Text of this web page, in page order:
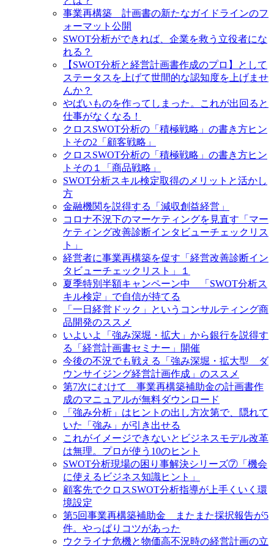
事業再構築 計画書の新たなガイドラインのフ
ォーマット公開
SWOT分析ができれば、企業を救う立役者にな
れる？
【SWOT分析と経営計画書作成のプロ】として
ステータスを上げて世間的な認知度を上げませ
んか？
やばいものを作ってしまった。これが出回ると
仕事がなくなる！
クロスSWOT分析の「積極戦略」の書き方ヒン
トその2「顧客戦略」
クロスSWOT分析の「積極戦略」の書き方ヒン
トその１「商品戦略」
SWOT分析スキル検定取得のメリットと活かし
方
金融機関を説得する「減収創益経営」
コロナ不況下のマーケティングを見直す「マー
ケティング改善診断インタビューチェックリス
ト」
経営者に事業再構築を促す「経営改善診断イン
タビューチェックリスト」１
夏季特別半額キャンペーン中 「SWOT分析ス
キル検定」で自信が持てる
「一日経営ドック」というコンサルティング商
品開発のススメ
いよいよ「強み深堀・拡大」から銀行を説得す
る「経営計画書セミナー」開催
今後の不況でも戦える「強み深堀・拡大型 ダ
ウンサイジング経営計画作成」のススメ
第7次にむけて 事業再構築補助金の計画書作
成のマニュアルが無料ダウンロード
「強み分析」はヒントの出し方次第で、隠れて
いた「強み」が引き出せる
これがイメージできないとビジネスモデル改革
は無理。プロが使う10のヒント
SWOT分析現場の困り事解決シリーズ⑦「機会
に使えるビジネス知識ヒント」
顧客先でクロスSWOT分析指導が上手くいく環
境設定
第5回事業再構築補助金 またまた採択報告が5
件。やっぱりコツがあった
ウクライナ危機と物価高不況時の経営計画の立